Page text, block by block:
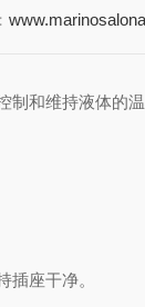
维持液体的温
座干净。